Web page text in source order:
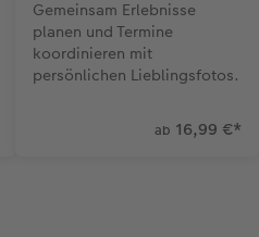
Gemeinsam Erlebnisse
planen und Termine
koordinieren mit
persönlichen Lieblingsfotos.
ab 16,99 €*